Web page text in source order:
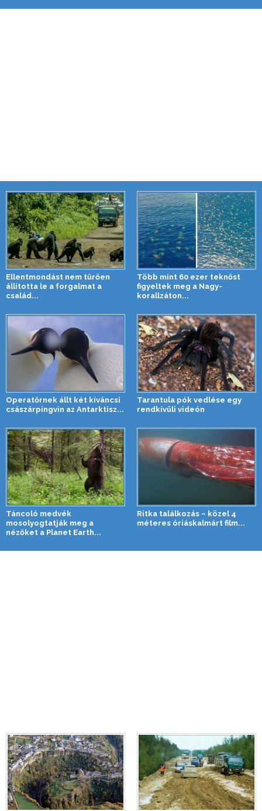
Ellentmondást nem tűrően
állította le a forgalmat a
család...
Több mint 60 ezer teknőst
figyeltek meg a Nagy-
korallzáton...
Operatőrnek állt két kíváncsi
császárpingvin az Antarktisz...
Tarantula pók vedlése egy
rendkívüli videón
Táncoló medvék
mosolyogtatják meg a
nézőket a Planet Earth...
Ritka találkozás – közel 4
méteres óriáskalmárt film...